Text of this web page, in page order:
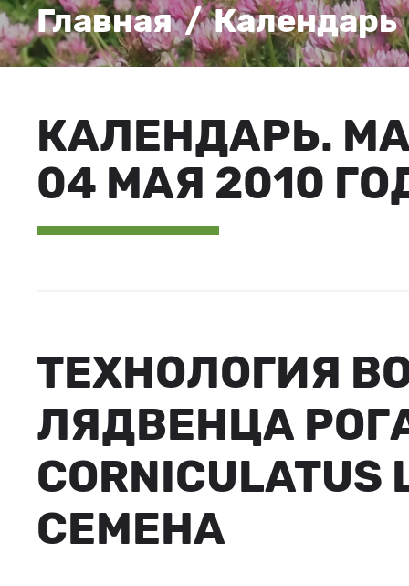
Главная/Календарь
КАЛЕНДАРЬ.
04 МАЯ 2010
ТЕХНОЛОГИЯ
ЛЯДВЕНЦА
СЕМЕНА